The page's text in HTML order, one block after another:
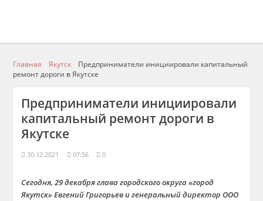
Главная Якутск
Предприниматели инициировали капитальный
ремонт дороги в Якутске
Предприниматели инициировали
капитальный ремонт дороги в
Якутске
30.12.2021 07:56 0
Сегодня, 29 декабря глава городского округа «город
Якутск» Евгений Григорьев и генеральный директор ООО